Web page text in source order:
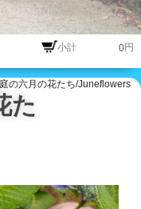
円
の六月の花たち/Juneflowers
た